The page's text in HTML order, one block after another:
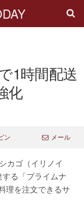
1時間配送
化
ン メール
カゴ（イリノイ
る「プライムナ
理を注文できるサ